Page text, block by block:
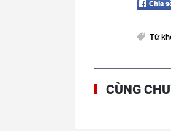
Từ
CÙNG